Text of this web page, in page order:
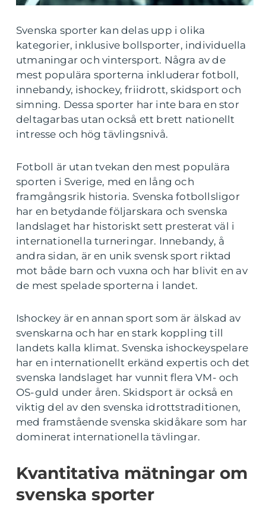
Svenska sporter kan delas upp i olika
kategorier, inklusive bollsporter, individuella
utmaningar och vintersport. Några av de
mest populära sporterna inkluderar fotboll,
innebandy, ishockey, friidrott, skidsport och
simning. Dessa sporter har inte bara en stor
deltagarbas utan också ett brett nationellt
intresse och hög tävlingsnivå.
Fotboll är utan tvekan den mest populära
sporten i Sverige, med en lång och
framgångsrik historia. Svenska fotbollsligor
har en betydande följarskara och svenska
landslaget har historiskt sett presterat väl i
internationella turneringar. Innebandy, å
andra sidan, är en unik svensk sport riktad
mot både barn och vuxna och har blivit en av
de mest spelade sporterna i landet.
Ishockey är en annan sport som är älskad av
svenskarna och har en stark koppling till
landets kalla klimat. Svenska ishockeyspelare
har en internationellt erkänd expertis och det
svenska landslaget har vunnit flera VM- och
OS-guld under åren. Skidsport är också en
viktig del av den svenska idrottstraditionen,
med framstående svenska skidåkare som har
dominerat internationella tävlingar.
Kvantitativa mätningar om
svenska sporter